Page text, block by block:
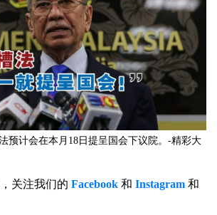
预计会在本月18日提呈国会下议院。-精彩大
关注我们的 Facebook 和 Instagram 和